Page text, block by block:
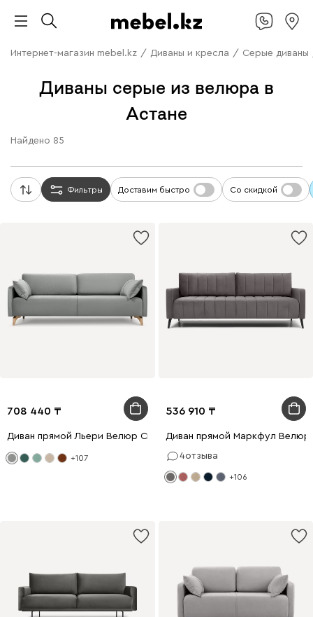
Интернет-магазин mebel.kz / Диваны и кресла / Серые диваны
Диваны серые из велюра в
Астане
Найдено 85
Фильтры Доставим быстро Со скидкой
708 440
Диван прямой Льери Велюр Светло-серый
+107
536 910
Диван прямой Маркфул Велюр
4отзыва
+106